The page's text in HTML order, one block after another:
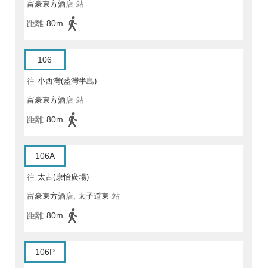
富豪東方酒店 站
距離 80m
106
往 小西灣(藍灣半島)
富豪東方酒店 站
距離 80m
106A
往 太古(康怡廣場)
富豪東方酒店, 太子道東 站
距離 80m
106P